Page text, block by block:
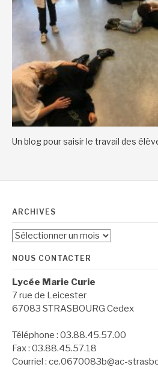
Un blog pour saisir le travail des
ARCHIVES
Archives
NOUS CONTACTER
Lycée Marie Curie
7 rue de Leicester
67083 STRASBOURG Cedex
Téléphone : 03.88.45.57.00
Fax : 03.88.45.57.18
Courriel : ce.0670083b@ac-